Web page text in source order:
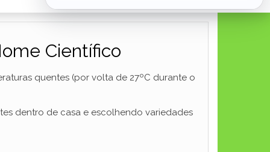
Científico
quentes (por volta de 27ºC durante o
dentro de casa e escolhendo variedades